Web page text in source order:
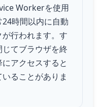
Workerを使用
24時間以内に自動
行われます。す
てブラウザを終
アクセスすると
ることがありま